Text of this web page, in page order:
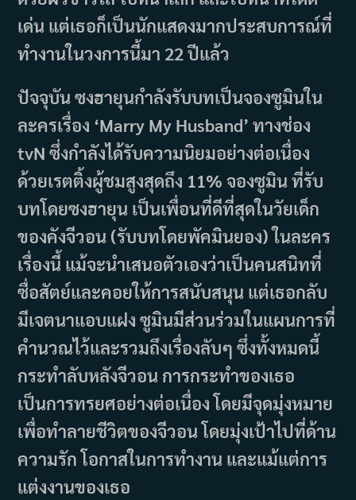
เด่น แต่เธอก็เป็นนักแสดงมากประสบการณ์ที่
ทำงานในวงการนี้มา 22 ปีแล้ว
ปัจจุบัน ซงฮายุนกำลังรับบทเป็นจองซูมินใน
ละครเรื่อง ‘Marry My Husband’ ทางช่อง
tvN ซึ่งกำลังได้รับความนิยมอย่างต่อเนื่อง
ด้วยเรตติ้งผู้ชมสูงสุดถึง 11% จองซูมิน ที่รับ
บทโดยซงฮายุน เป็นเพื่อนที่ดีที่สุดในวัยเด็ก
ของคังจีวอน (รับบทโดยพัคมินยอง) ในละคร
เรื่องนี้ แม้จะนำเสนอตัวเองว่าเป็นคนสนิทที่
ซื่อสัตย์และคอยให้การสนับสนุน แต่เธอกลับ
มีเจตนาแอบแฝง ซูมินมีส่วนร่วมในแผนการที่
คำนวณไว้และรวมถึงเรื่องลับๆ ซึ่งทั้งหมดนี้
กระทำลับหลังจีวอน การกระทำของเธอ
เป็นการทรยศอย่างต่อเนื่อง โดยมีจุดมุ่งหมาย
เพื่อทำลายชีวิตของจีวอน โดยมุ่งเป้าไปที่ด้าน
ความรัก โอกาสในการทำงาน และแม้แต่การ
แต่งงานของเธอ